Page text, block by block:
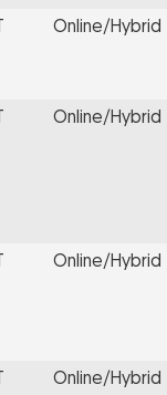
Online/Hybrid
Online/Hybrid
Online/Hybrid
Online/Hybrid